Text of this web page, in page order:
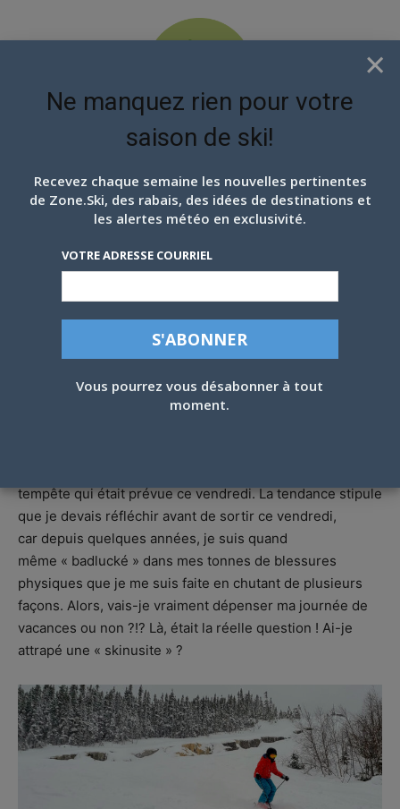
EN ATTENDANT LES
SKINUSITE DE L’ANSE!
14 janvier 2023
Le vendredi 13 n’évoque pas tout le temps du malheur ou
tempête qui était prévue ce vendredi. La tendance stipule
que je devais réfléchir avant de sortir ce vendredi,
car depuis quelques années, je suis quand
même « badlucké » dans mes tonnes de blessures
physiques que je me suis faite en chutant de plusieurs
façons. Alors, vais-je vraiment dépenser ma journée de
vacances ou non ?!? Là, était la réelle question ! Ai-je
attrapé une « skinusite » ?
×
Ne manquez rien pour votre
saison de ski!
Recevez chaque semaine les nouvelles pertinentes
de Zone.Ski, des rabais, des idées de destinations et
les alertes météo en exclusivité.
VOTRE ADRESSE COURRIEL
Vous pourrez vous désabonner à tout
moment.